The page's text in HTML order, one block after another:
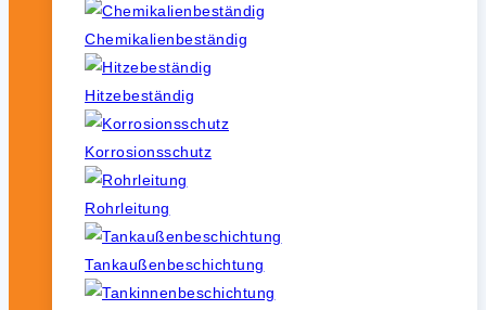
Chemikalienbeständig
Hitzebeständig
Korrosionsschutz
Rohrleitung
Tankaußenbeschichtung